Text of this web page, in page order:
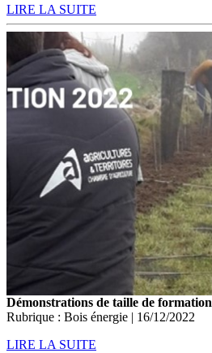
LIRE LA SUITE
Démonstrations de taille de formation
Rubrique : Bois énergie | 16/12/2022
LIRE LA SUITE